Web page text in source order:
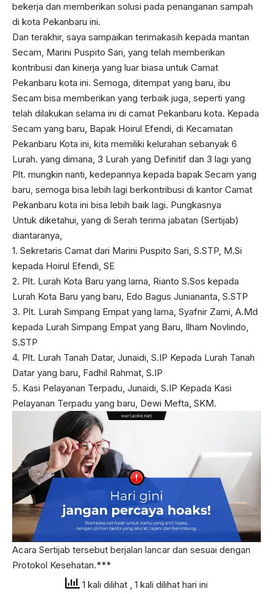
bekerja dan memberikan solusi pada penanganan sampah
di kota Pekanbaru ini.
Dan terakhir, saya sampaikan terimakasih kepada mantan
Secam, Marini Puspito Sari, yang telah memberikan
kontribusi dan kinerja yang luar biasa untuk Camat
Pekanbaru kota ini. Semoga, ditempat yang baru, ibu
Secam bisa memberikan yang terbaik juga, seperti yang
telah dilakukan selama ini di camat Pekanbaru kota. Kepada
Secam yang baru, Bapak Hoirul Efendi, di Kecamatan
Pekanbaru Kota ini, kita memiliki kelurahan sebanyak 6
Lurah. yang dimana, 3 Lurah yang Definitif dan 3 lagi yang
Plt. mungkin nanti, kedepannya kepada bapak Secam yang
baru, semoga bisa lebih lagi berkontribusi di kantor Camat
Pekanbaru kota ini bisa lebih baik lagi. Pungkasnya
Untuk diketahui, yang di Serah terima jabatan (Sertijab)
diantaranya,
1. Sekretaris Camat dari Marini Puspito Sari, S.STP, M.Si
kepada Hoirul Efendi, SE
2. Plt. Lurah Kota Baru yang lama, Rianto S.Sos kepada
Lurah Kota Baru yang baru, Edo Bagus Juniananta, S.STP
3. Plt. Lurah Simpang Empat yang lama, Syafnir Zami, A.Md
kepada Lurah Simpang Empat yang Baru, Ilham Novlindo,
S.STP
4. Plt. Lurah Tanah Datar, Junaidi, S.IP Kepada Lurah Tanah
Datar yang baru, Fadhil Rahmat, S.IP
5. Kasi Pelayanan Terpadu, Junaidi, S.IP Kepada Kasi
Pelayanan Terpadu yang baru, Dewi Mefta, SKM.
Acara Sertijab tersebut berjalan lancar dan sesuai dengan
Protokol Kesehatan.***
1 kali dilihat
, 1 kali dilihat hari ini